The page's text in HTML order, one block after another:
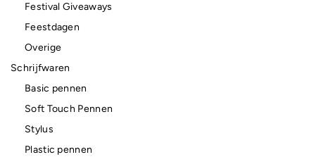
Festival Giveaways
Feestdagen
Overige
Schrijfwaren
Basic pennen
Soft Touch Pennen
Stylus
Plastic pennen